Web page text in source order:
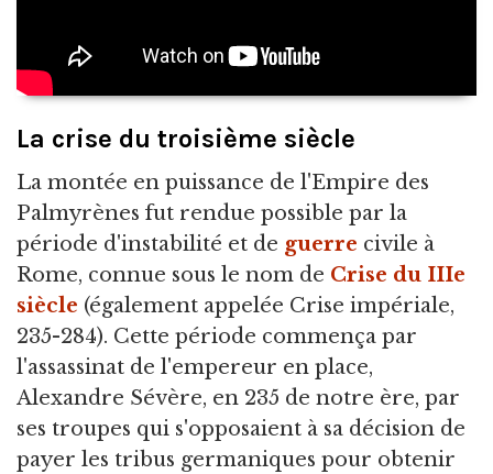
La crise du troisième siècle
La montée en puissance de l'Empire des
Palmyrènes fut rendue possible par la
période d'instabilité et de guerre civile à
Rome, connue sous le nom de Crise du IIIe
siècle (également appelée Crise impériale,
235-284). Cette période commença par
l'assassinat de l'empereur en place,
Alexandre Sévère, en 235 de notre ère, par
ses troupes qui s'opposaient à sa décision de
payer les tribus germaniques pour obtenir